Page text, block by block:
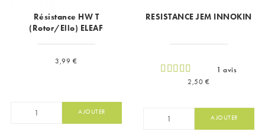
Résistance HW T
(Rotor/Ello) ELEAF
Prix
3,99 €
AJOUTER
RESISTANCE JEM INNOKIN
1 avis
Prix
2,50 €
AJOUTER